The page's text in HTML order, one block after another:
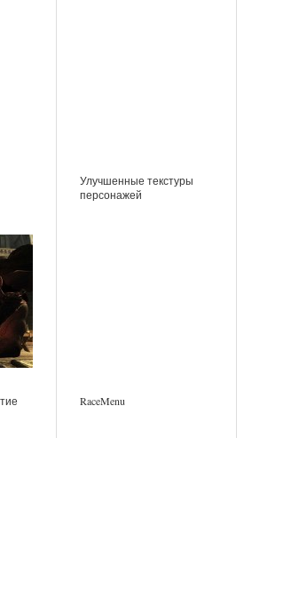
Улучшенные текстуры
персонажей
RaceMenu